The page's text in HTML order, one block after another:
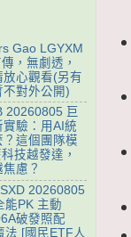
Gao LGYXM
，無劇透，
心觀看(另有
對外公開)
20260805 巨
驗：用AI統
這個團隊模
技越發達，
慮？
20260805
能PK 主動
破發照配
法 [國民ETF人